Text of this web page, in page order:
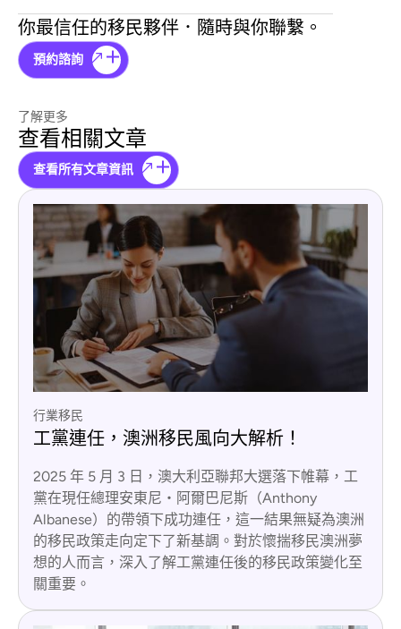
你最信任的移民夥伴．隨時與你聯繫。
預約諮詢
了解更多
查看相關文章
查看所有文章資訊
行業移民
工黨連任，澳洲移民風向大解析！
2025 年 5 月 3 日，澳大利亞聯邦大選落下帷幕，工
黨在現任總理安東尼・阿爾巴尼斯（Anthony
Albanese）的帶領下成功連任，這一結果無疑為澳洲
的移民政策走向定下了新基調。對於懷揣移民澳洲夢
想的人而言，深入了解工黨連任後的移民政策變化至
關重要。